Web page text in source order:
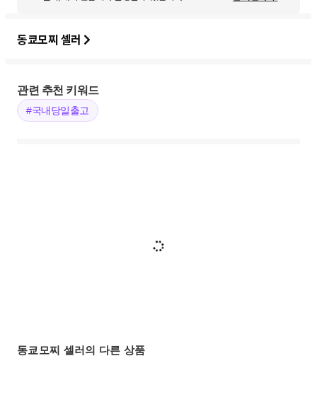
동쿄모찌 셀러
관련 추천 키워드
#국내당일출고
동쿄모찌 셀러의 다른 상품